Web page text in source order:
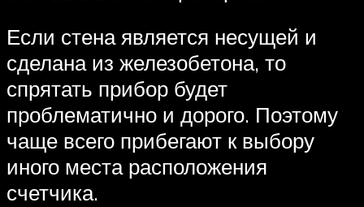
Если стена является несущей и
сделана из железобетона, то
спрятать прибор будет
проблематично и дорого. Поэтому
чаще всего прибегают к выбору
иного места расположения
счетчика.